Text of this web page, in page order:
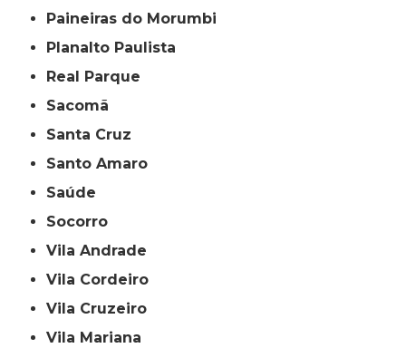
Paineiras do Morumbi
Planalto Paulista
Real Parque
Sacomã
Santa Cruz
Santo Amaro
Saúde
Socorro
Vila Andrade
Vila Cordeiro
Vila Cruzeiro
Vila Mariana